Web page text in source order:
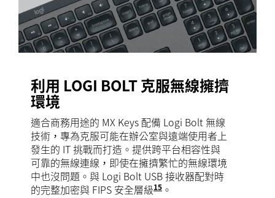
利用 LOGI BOLT 克服無線擁擠
環境
適合商務用途的 MX Keys 配備 Logi Bolt 無線
技術，專為克服可能在辦公室與遠端使用者上
發生的 IT 挑戰而打造。提供跨平台相容性與
可靠的無線連線，即使在擁擠繁忙的無線環境
中也沒問題。與 Logi Bolt USB 接收器配對時
的完整加密與 FIPS 安全層級15 Logi Bolt 無線產品不能
。